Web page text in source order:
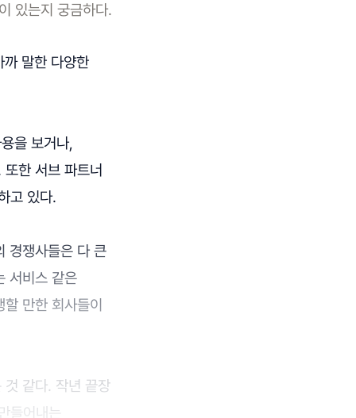
있는지 궁금하다.
말한 다양한
을 보거나,
한 서브 파트너
고 있다.
경쟁사들은 다 큰
서비스 같은
만한 회사들이
것 같다. 작년 끝장
들어내는